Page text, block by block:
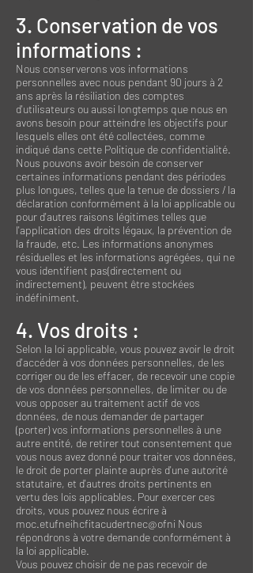
3. Conservation de vos
informations :
Nous conserverons vos informations
personnelles avec nous pendant 90 jours à 2
ans après la résiliation des comptes
d'utilisateurs ou aussi longtemps que nous en
avons besoin pour atteindre les objectifs pour
lesquels elles ont été collectées, comme
indiqué dans cette Politique de confidentialité.
Nous pouvons avoir besoin de conserver
certaines informations pendant des périodes
plus longues, telles que la tenue de dossiers / la
déclaration conformément à la loi applicable ou
pour d'autres raisons légitimes telles que
l'application des droits légaux, la prévention de
la fraude, etc. Les informations anonymes
résiduelles et les informations agrégées, qui ne
vous identifient pas(directement ou
indirectement), peuvent être stockées
indéfiniment.
4. Vos droits :
Selon la loi applicable, vous pouvez avoir le droit
d'accéder à vos données personnelles, de les
corriger ou de les effacer, de recevoir une copie
de vos données personnelles, de limiter ou de
vous opposer au traitement actif de vos
données, de nous demander de partager
(porter) vos informations personnelles à une
autre entité, de retirer tout consentement que
vous nous avez donné pour traiter vos données,
le droit de porter plainte auprès d'une autorité
statutaire, et d'autres droits pertinents en
vertu des lois applicables. Pour exercer ces
droits, vous pouvez nous écrire à
moc.etufneihcfitacudertnec@ofni Nous
répondrons à votre demande conformément à
la loi applicable.
Vous pouvez choisir de ne pas recevoir de